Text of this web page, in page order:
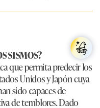
SISMOS?
que permita predecir los
Unidos y Japón cuya
sido capaces de
de temblores. Dado